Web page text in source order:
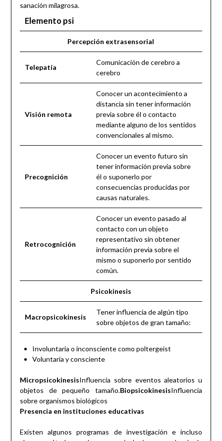
sanación milagrosa.
Elemento psi
Percepción extrasensorial
Telepatía
Comunicación de cerebro a
cerebro
Visión remota
Conocer un acontecimiento a
distancia sin tener información
previa sobre él o contacto
mediante alguno de los sentidos
convencionales al mismo.
Precognición
Conocer un evento futuro sin
tener información previa sobre
él o suponerlo por
consecuencias producidas por
causas naturales.
Retrocognición
Conocer un evento pasado al
contacto con un objeto
representativo sin obtener
información previa sobre el
mismo o suponerlo por sentido
común.
Psicokinesis
Macropsicokinesis
Tener influencia de algún tipo
sobre objetos de gran tamaño:
Involuntaria o inconsciente como poltergeist
Voluntaria y consciente
MicropsicokinesisInfluencia sobre eventos aleatorios u
objetos de pequeño tamaño.BiopsicokinesisInfluencia
sobre organismos biológicos
Presencia en instituciones educativas
Existen algunos programas de investigación e incluso